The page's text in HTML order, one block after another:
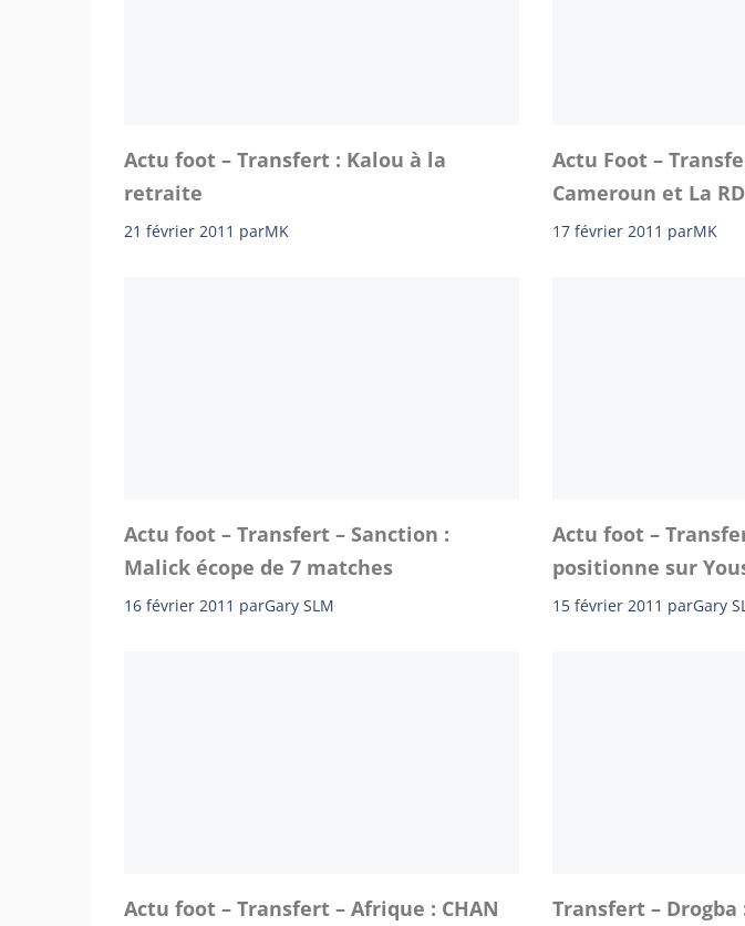
Actu foot – Transfert : Kalou à la
retraite
21 février 2011 parMK
Actu Foot –
Cameroun et La
17 février 2011 parMK
Actu foot – Transfert – Sanction :
Malick écope de 7 matches
16 février 2011 parGary SLM
Actu foot –
positionne sur
15 février 2011 parGary
Actu foot – Transfert – Afrique : CHAN
Transfert –